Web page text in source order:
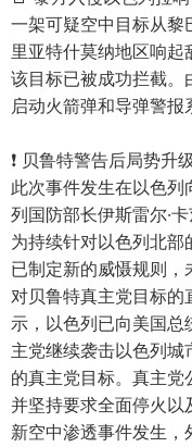
一架可疑空中目标从黎
里亚特什莫纳地区响起
该目标已被成功拦截。
启动火箭弹和导弹警报
❗️ 贝鲁特警告后局势升
此次事件发生在以色
列国防部长伊斯雷尔·
为持续针对以色列北部
已制定新的威慑规则
对贝鲁特真主党目标的
示，以色列已向美国总
主党继续袭击以色列
的真主党目标。真主党
并坚持要求全面停火以
新空中渗透事件发生